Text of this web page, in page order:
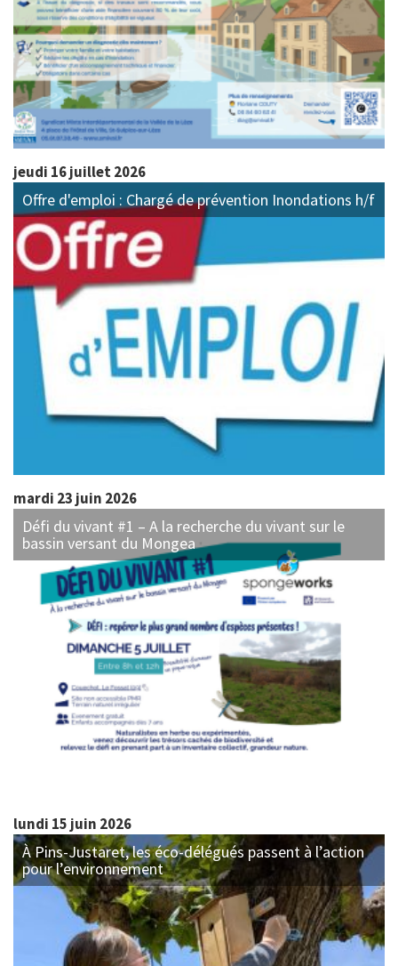
jeudi 16 juillet 2026
Offre d'emploi : Chargé de prévention Inondations h/f
mardi 23 juin 2026
Défi du vivant #1 – A la recherche du vivant sur le
bassin versant du Mongea
lundi 15 juin 2026
À Pins-Justaret, les éco-délégués passent à l’action
pour l’environnement